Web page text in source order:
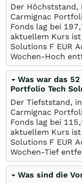
Der Höchststand,
Carmignac
Fonds lag bei
aktuellem Kurs
Solutions F EUR
Wochen-Hoch
Was war das
Portfolio Tech
Der Tiefststand,
Carmignac
Fonds lag bei
aktuellem Kurs
Solutions F EUR
Wochen-Tief
Was sind die